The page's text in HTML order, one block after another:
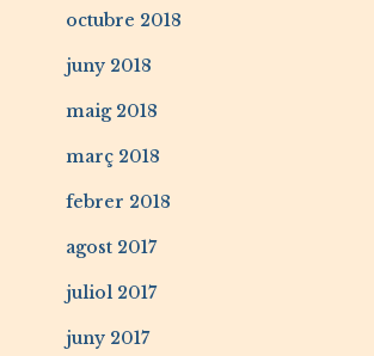
octubre 2018
juny 2018
maig 2018
març 2018
febrer 2018
agost 2017
juliol 2017
juny 2017